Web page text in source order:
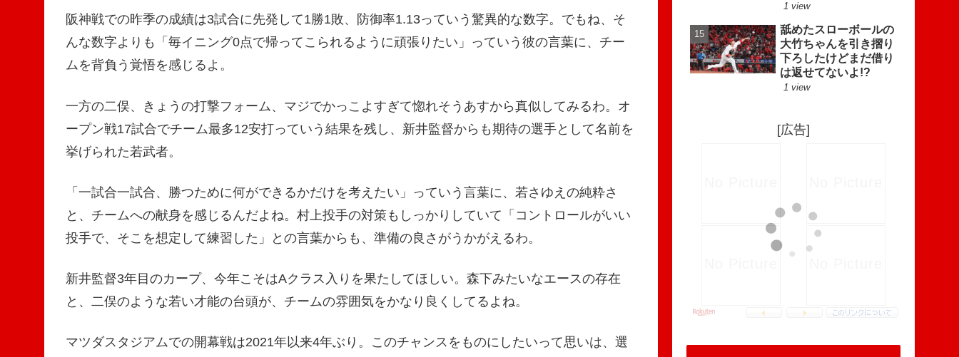
阪神戦での昨季の成績は3試合に先発して1勝1敗、防御率1.13っていう驚異的な数字。でもね、そ
んな数字よりも「毎イニング0点で帰ってこられるように頑張りたい」っていう彼の言葉に、チー
ムを背負う覚悟を感じるよ。
一方の二俣、きょうの打撃フォーム、マジでかっこよすぎて惚れそうあすから真似してみるわ。オ
ープン戦17試合でチーム最多12安打っていう結果を残し、新井監督からも期待の選手として名前を
挙げられた若武者。
「一試合一試合、勝つために何ができるかだけを考えたい」っていう言葉に、若さゆえの純粋さ
と、チームへの献身を感じるんだよね。村上投手の対策もしっかりしていて「コントロールがいい
投手で、そこを想定して練習した」との言葉からも、準備の良さがうかがえるわ。
新井監督3年目のカープ、今年こそはAクラス入りを果たしてほしい。森下みたいなエースの存在
と、二俣のような若い才能の台頭が、チームの雰囲気をかなり良くしてるよね。
マツダスタジアムでの開幕戦は2021年以来4年ぶり。このチャンスをものにしたいって思いは、選
1 view
舐めたスローボールの
大竹ちゃんを引き摺り
下ろしたけどまだ借り
は返せてないよ!?
1 view
[広告]